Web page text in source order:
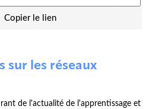
Copier le lien
sur les réseaux
de l'actualité de l'apprentissage et